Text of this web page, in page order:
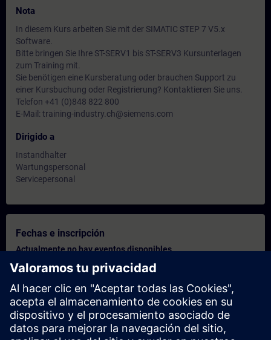
Nota
In diesem Kurs arbeiten Sie mit der SIMATIC STEP 7 V5.x
Software.
Bitte bringen Sie Ihre ST-SERV1 bis ST-SERV3 Kursunterlagen
zum Training mit.
Sie benötigen eine Kursberatung oder brauchen Support zu
einer Kursbuchung oder Registrierung? Kontaktieren Sie uns.
Telefon +41 (0)848 822 800
E-Mail: training-industry.ch@siemens.com
Dirigido a
Instandhalter
Wartungspersonal
Servicepersonal
Fechas e inscripción
Actualmente no hay eventos disponibles
Inscríbete en la lista de solicitudes y recibirás una notificación en
cuanto haya nuevas fechas disponibles.
Activar el servicio de notificación